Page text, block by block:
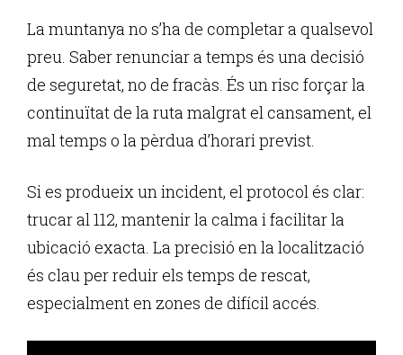
La muntanya no s’ha de completar a qualsevol
preu. Saber renunciar a temps és una decisió
de seguretat, no de fracàs. És un risc forçar la
continuïtat de la ruta malgrat el cansament, el
mal temps o la pèrdua d’horari previst.
Si es produeix un incident, el protocol és clar:
trucar al 112, mantenir la calma i facilitar la
ubicació exacta. La precisió en la localització
és clau per reduir els temps de rescat,
especialment en zones de difícil accés.